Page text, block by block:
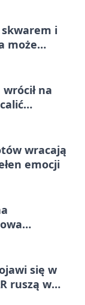
i
może
na
wracają
emocji
się w
ruszą w